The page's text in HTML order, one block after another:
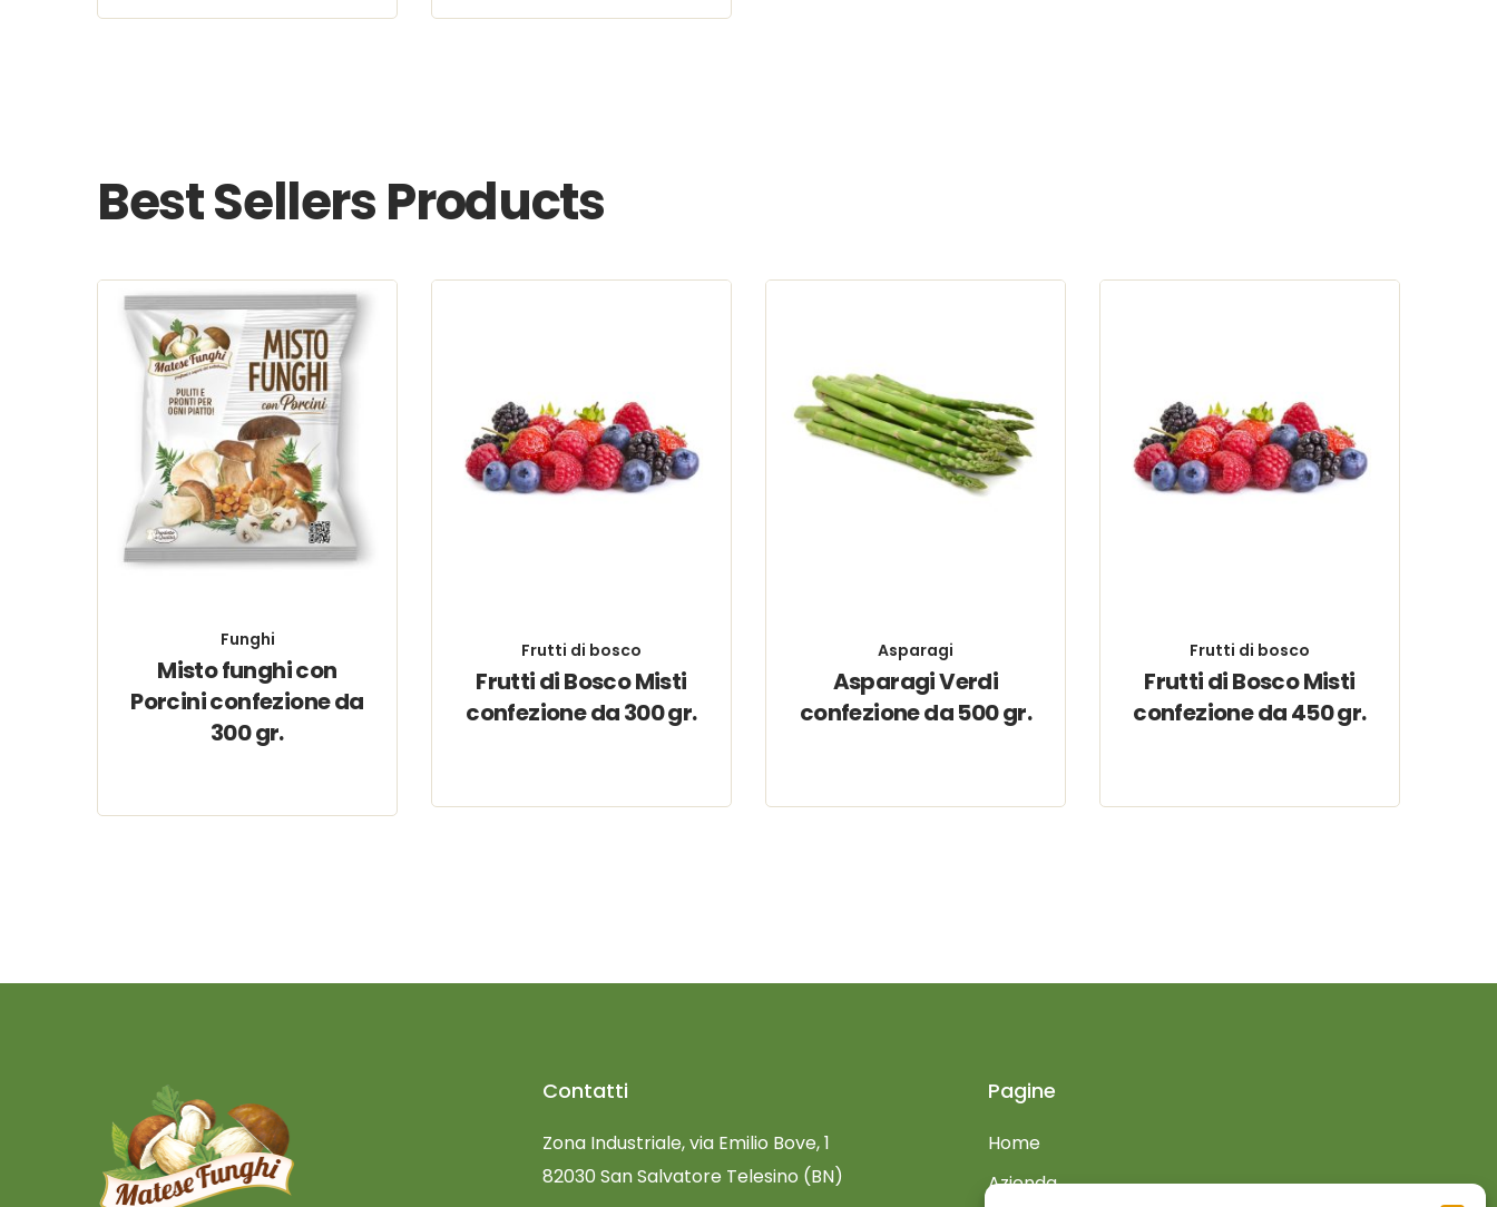
Best Sellers Products
Funghi
Misto funghi con
Porcini confezione da
300 gr.
Frutti di bosco
Frutti di Bosco Misti
confezione da 300 gr.
Asparagi
Asparagi Verdi
confezione da 500 gr.
Frutti di bosco
Frutti di Bosco Misti
confezione da 450 gr.
Contatti
Zona Industriale, via Emilio Bove, 1
82030 San Salvatore Telesino (BN)
Pagine
Home
Azienda